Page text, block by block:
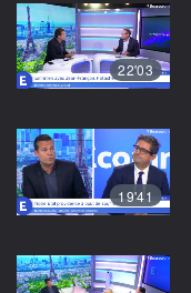
22'03
19'41